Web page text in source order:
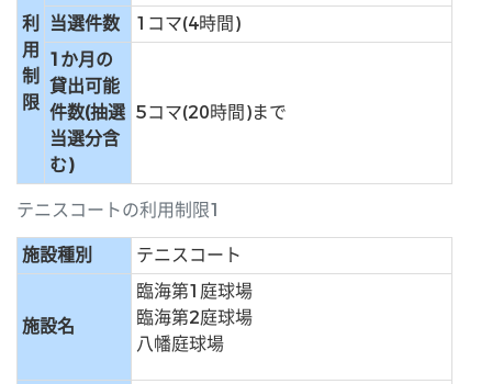
利
用
制
限
当選件数
1コマ(4時間)
1か月の
貸出可能
件数(抽選
当選分含
む)
5コマ(20時間)まで
テニスコートの利用制限1
施設種別
テニスコート
施設名
臨海第1庭球場
臨海第2庭球場
八幡庭球場